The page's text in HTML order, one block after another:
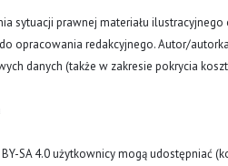
sytuacji prawnej materiału
opracowania redakcyjnego. Autor/
danych (także w zakresie pokrycia
BY-SA 4.0 użytkownicy mogą udostępniać